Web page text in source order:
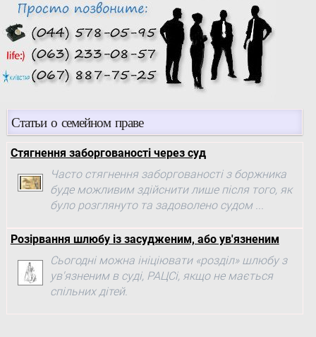
Статьи о семейном праве
Стягнення заборгованості через суд
Часто стягнення заборгованості з боржника
буде можливим здійснити лише після того, як
було розглянуто та задоволено судом ...
Розірвання шлюбу із засудженим, або ув'язненим
Сьогодні можна ініціювати «розділ» шлюбу з
ув'язненим в суді, РАЦСі, якщо не мається
спільних дітей.